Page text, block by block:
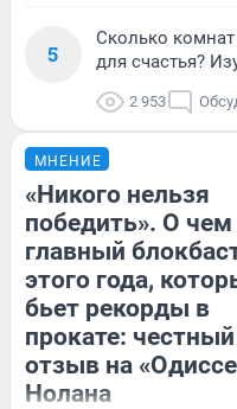
5
Сколько
для счастья?
2 953
МНЕНИЕ
«Никого нельзя
победить». О чем
главный
этого года,
бьет рекорды в
прокате: честный
отзыв на
Нолана